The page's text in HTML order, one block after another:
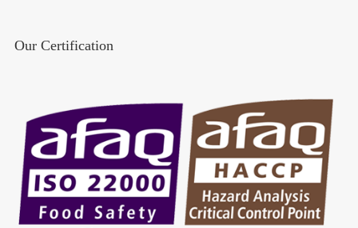
Our Certification